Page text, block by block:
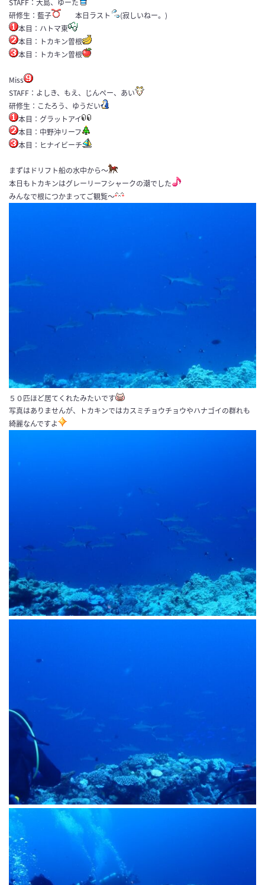
STAFF：大島、ゆーた
研修生：藍子
本日ラスト
(寂しいねー。)
本目：ハトマ東
本目：トカキン曽根
本目：トカキン曽根
Miss
STAFF：よしき、もえ、じんぺー、あい
研修生：こたろう、ゆうだい
本目：グラットアイ
本目：中野沖リーフ
本目：ヒナイビーチ
まずはドリフト船の水中から～
本日もトカキンはグレーリーフシャークの潮でした
みんなで根につかまってご観覧～
５０匹ほど居てくれたみたいです
写真はありませんが、トカキンではカスミチョウチョウやハナゴイの群れも
綺麗なんですよ